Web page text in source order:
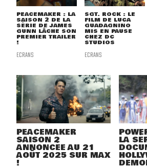
PEACEMAKER : LA
SAISON 2 DE LA
SÉRIE DE JAMES
GUNN LÂCHE SON
PREMIER TRAILER
!
ECRANS
SGT. ROCK : LE
FILM DE LUCA
GUADAGNINO
MIS EN PAUSE
CHEZ DC
STUDIOS
ECRANS
PEACEMAKER
SAISON 2
ANNONCÉE AU 21
AOÛT 2025 SUR MAX
!
LA